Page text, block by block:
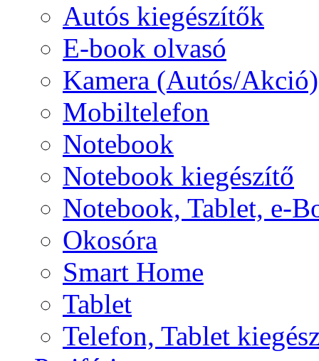
Autós kiegészítők
E-book olvasó
Kamera (Autós/Akció)
Mobiltelefon
Notebook
Notebook kiegészítő
Notebook, Tablet, e-
Okosóra
Smart Home
Tablet
Telefon, Tablet